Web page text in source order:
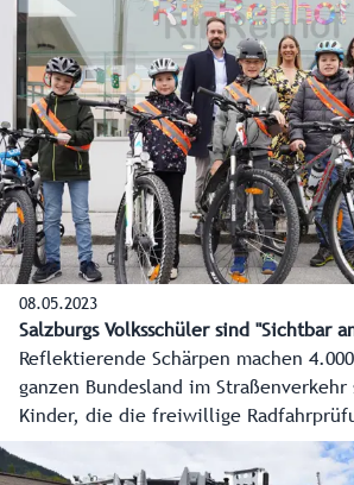
Bezirken sowie Wetterwarnungen der
Stufe "orange" und darüber - wählbar
08.05.2023
Salzburgs Volksschüler sind "Sichtbar
Reflektierende Schärpen machen
ganzen Bundesland im
Kinder, die die freiwillige
erhalten diese. Anfang Mai 2023
Schülerinnen und Schüler der